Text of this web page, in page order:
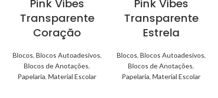
Pink Vibes
Transparente
Coração
Blocos, Blocos Autoadesivos,
Blocos de Anotações,
Papelaria, Material Escolar
Pink Vibes
Transparente
Estrela
Blocos, Blocos Autoadesivos,
Blocos de Anotações,
Papelaria, Material Escolar